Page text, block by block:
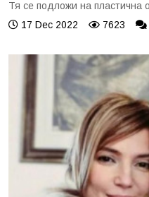
Тя се подложи на пластична
17 Dec 2022
7623